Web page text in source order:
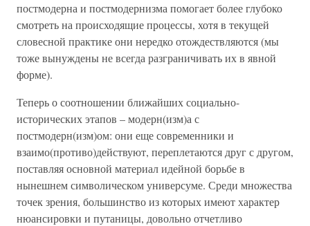
постмодерна и постмодернизма помогает более глубоко
смотреть на происходящие процессы, хотя в текущей
словесной практике они нередко отождествляются (мы
тоже вынуждены не всегда разграничивать их в явной
форме).
Теперь о соотношении ближайших социально-
исторических этапов – модерн(изм)а с
постмодерн(изм)ом: они еще современники и
взаимо(противо)действуют, переплетаются друг с другом,
поставляя основной материал идейной борьбе в
нынешнем символическом универсуме. Среди множества
точек зрения, большинство из которых имеют характер
нюансировки и путаницы, довольно отчетливо